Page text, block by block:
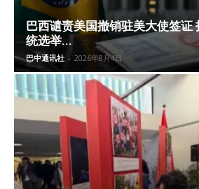
巴西谴责美国撤销驻美大使签证
统选举...
巴中通讯社 - 2026年8月4日